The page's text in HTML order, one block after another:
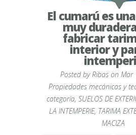
El cumarú es
muy
fabricar
interior y
Posted byRibas on Mar
Propiedades mecánicas y
categoría, SUELOS DE
LA INTEMPERIE, TARIMA
MACIZA